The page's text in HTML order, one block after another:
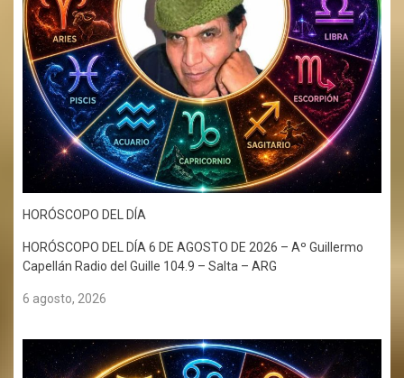
HORÓSCOPO DEL DÍA
HORÓSCOPO DEL DÍA 6 DE AGOSTO DE 2026 – Aº Guillermo
Capellán Radio del Guille 104.9 – Salta – ARG
6 agosto, 2026